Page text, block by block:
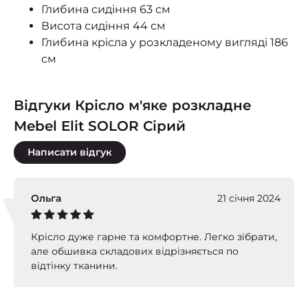
Глибина сидіння 63 см
Висота сидіння 44 см
Глибина крісла у розкладеному вигляді 186
см
Відгуки Крісло м'яке розкладне
Mebel Elit SOLOR Сірий
Написати відгук
Ольга 21 січня 2024
Крісло дуже гарне та комфортне. Легко зібрати,
але обшивка складових відрізняється по
відтінку тканини.